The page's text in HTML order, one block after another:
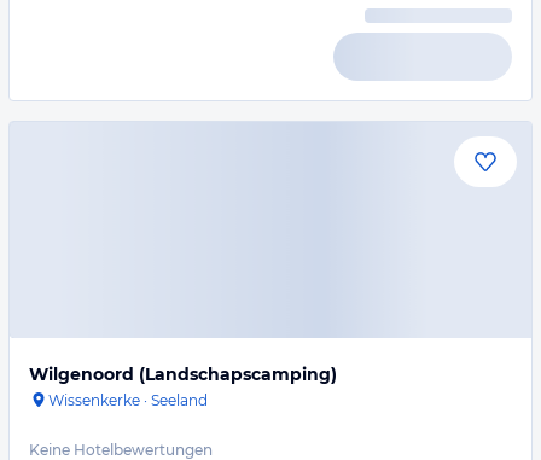
Wilgenoord (Landschapscamping)
Wissenkerke · Seeland
Keine Hotelbewertungen